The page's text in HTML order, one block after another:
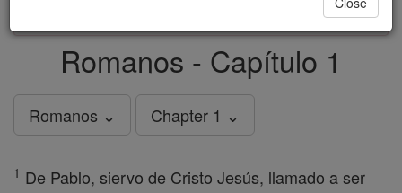
Romanos - Capítulo 1
Romanos ⌄ Chapter 1 ⌄
1 De Pablo, siervo de Cristo Jesús, llamado a ser